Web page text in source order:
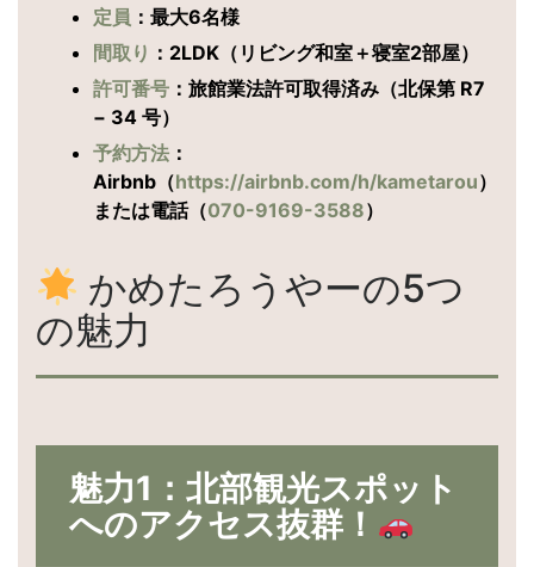
定員 ：最大6名様
間取り ：2LDK（リビング和室＋寝室2部屋）
許可番号 ：旅館業法許可取得済み（北保第 R7
− 34 号）
予約方法 ：
Airbnb（https://airbnb.com/h/kametarou）
または電話（070-9169-3588）
かめたろうやーの5つ
の魅力
魅力1：北部観光スポット
へのアクセス抜群！